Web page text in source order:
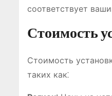
соответствует
Стоимость
Стоимость
таких как⁚